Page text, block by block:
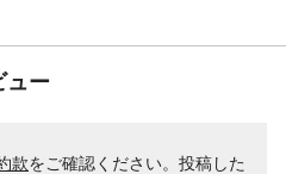
ュー
款をご確認ください。投稿した